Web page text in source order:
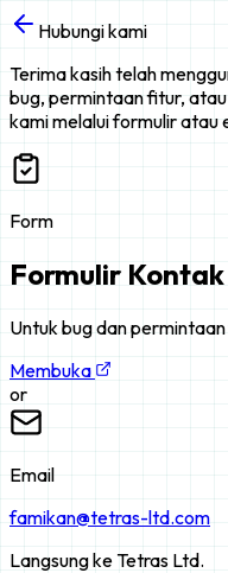
Hubungi kami
Terima kasih telah
bug, permintaan fitur,
kami melalui formulir atau
Form
Formulir Kontak
Untuk bug dan
Membuka
or
Email
famikan@tetras-ltd.com
Langsung ke Tetras Ltd.